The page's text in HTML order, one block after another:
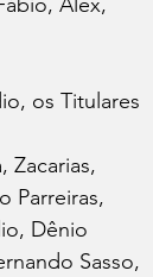
os Titulares
Zacarias,
Parreiras,
Dênio
Sasso,